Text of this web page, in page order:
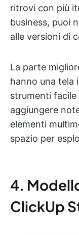
ritrovi con più
business, puoi
alle versioni di
La parte
hanno una tela
strumenti
aggiungere
elementi
spazio per
4.
ClickUp